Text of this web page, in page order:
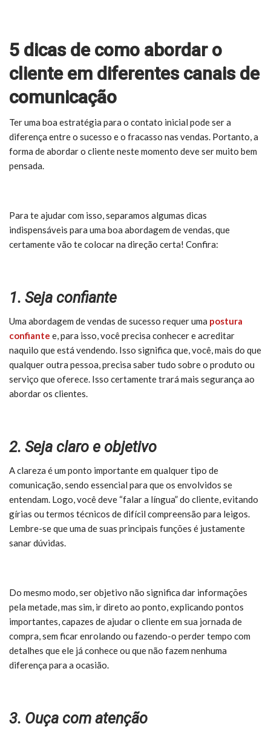
5 dicas de como abordar o
cliente em diferentes canais de
comunicação
Ter uma boa estratégia para o contato inicial pode ser a
diferença entre o sucesso e o fracasso nas vendas. Portanto, a
forma de abordar o cliente neste momento deve ser muito bem
pensada.
Para te ajudar com isso, separamos algumas dicas
indispensáveis para uma boa abordagem de vendas, que
certamente vão te colocar na direção certa! Confira:
1. Seja confiante
Uma abordagem de vendas de sucesso requer uma postura
confiante e, para isso, você precisa conhecer e acreditar
naquilo que está vendendo. Isso significa que, você, mais do que
qualquer outra pessoa, precisa saber tudo sobre o produto ou
serviço que oferece. Isso certamente trará mais segurança ao
abordar os clientes.
2. Seja claro e objetivo
A clareza é um ponto importante em qualquer tipo de
comunicação, sendo essencial para que os envolvidos se
entendam. Logo, você deve “falar a língua” do cliente, evitando
gírias ou termos técnicos de difícil compreensão para leigos.
Lembre-se que uma de suas principais funções é justamente
sanar dúvidas.
Do mesmo modo, ser objetivo não significa dar informações
pela metade, mas sim, ir direto ao ponto, explicando pontos
importantes, capazes de ajudar o cliente em sua jornada de
compra, sem ficar enrolando ou fazendo-o perder tempo com
detalhes que ele já conhece ou que não fazem nenhuma
diferença para a ocasião.
3. Ouça com atenção